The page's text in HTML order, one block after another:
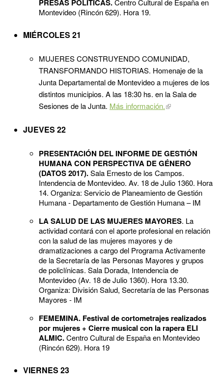
PRESAS POLÍTICAS.
Montevideo (Rincón 629). Hora 19.
MIÉRCOLES 21
MUJERES CONSTRUYENDO COMUNIDAD,
TRANSFORMANDO HISTORIAS. Homenaje de la
Junta Departamental de Montevideo a mujeres de los
distintos municipios. A las 18:30 hs. en la Sala de
Sesiones de la Junta. Más información.
JUEVES 22
PRESENTACIÓN DEL INFORME DE GESTIÓN
HUMANA CON PERSPECTIVA DE GÉNERO
(DATOS 2017).Sala Ernesto de los Campos.
Intendencia de Montevideo. Av. 18 de Julio 1360. Hora
14. Organiza: Servicio de Planeamiento de Gestión
Humana - Departamento de Gestión Humana – IM
LA SALUD DE LAS MUJERES MAYORES. La
actividad contará con el aporte profesional en relación
con la salud de las mujeres mayores y de
dramatizaciones a cargo del Programa Activamente
de la Secretaría de las Personas Mayores y grupos
de policlínicas. Sala Dorada, Intendencia de
Montevideo (Av. 18 de Julio 1360). Hora 13.30.
Organiza: División Salud, Secretaría de las Personas
Mayores - IM
FEMEMINA. Festival de cortometrajes realizados
por mujeres + Cierre musical con la rapera ELI
ALMIC.Centro Cultural de España en Montevideo
(Rincón 629). Hora 19
VIERNES 23